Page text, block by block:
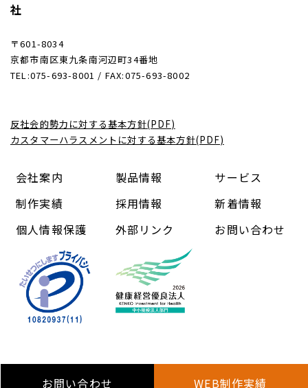
社
〒601-8034
京都市南区東九条南河辺町34番地
TEL:075-693-8001 / FAX:075-693-8002
反社会的勢力に対する基本方針(PDF)
カスタマーハラスメントに対する基本方針(PDF)
会社案内 製品情報
サービス
制作実績
採用情報
新着情報
個人情報保護
外部リンク お問い合わせ
お問い合わせ WEB制作実績
ン株式会社 All Rights Reserved.